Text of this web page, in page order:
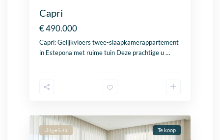
Capri
€ 490.000
Capri: Gelijkvloers twee-slaapkamerappartement
in Estepona met ruime tuin Deze prachtige u…
Uitgelicht Te koop